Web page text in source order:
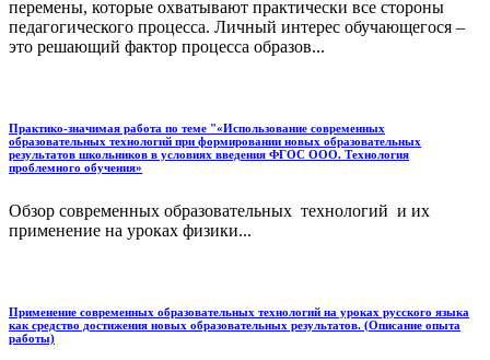
перемены, которые охватывают практически все стороны
педагогического процесса. Личный интерес обучающегося –
это решающий фактор процесса образов...
Практико-значимая работа по теме "«Использование современных
образовательных технологий при формировании новых образовательных
результатов школьников в условиях введения ФГОС ООО. Технология
проблемного обучения»
Обзор современных образовательных технологий и их
применение на уроках физики...
Применение современных образовательных технологий на уроках русского языка
как средство достижения новых образовательных результатов. (Описание опыта
работы)